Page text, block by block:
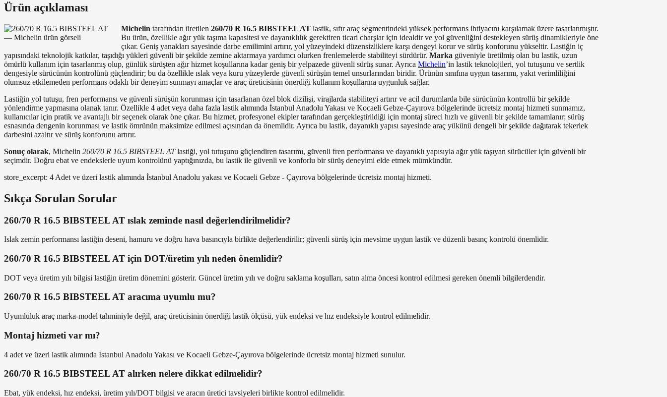
Ürün açıklaması
Michelin tarafından üretilen 260/70 R 16.5 BIBSTEEL AT lastik, sıfır araç segmentindeki yüksek performans ihtiyacını karşılamak üzere tasarlanmıştır.
Bu ürün, özellikle ağır yük taşıma kapasitesi ve dayanıklılık gerektiren ticari charşlar için idealdir ve yol güvenliğini destekleyen sürüş dinamikleriyle öne
çıkar. Geniş yanakları sayesinde darbe emilimini artırır, yol yüzeyindeki düzensizliklere karşı dengeyi korur ve sürüş konforunu yükseltir. Lastiğin iç
yapısındaki teknolojik katkılar, taşıdığı yükleri güvenli bir şekilde zemine aktarmaya yardımcı olurken frenlemelerde stabiliteyi sürdürür. Marka güveniyle üretilmiş olan bu lastik, uzun
ömürlü kullanım için tasarlanmış olup, günlük sürüşten ağır hizmet koşullarına kadar geniş bir yelpazede güvenli sürüş sunar. Ayrıca Michelin’in lastik teknolojileri, yol tutuşunu ve sertlik
dengesiyle sürücünün kontrolünü güçlendirir; bu da özellikle ıslak veya kuru yüzeylerde güvenli sürüşün temel unsurlarından biridir. Ürünün sınıfına uygun tasarımı, yakıt verimliliğini
olumsuz etkilemeden performans odaklı bir deneyim sunmayı amaçlar ve araç üreticisinin önerdiği kullanım koşullarına uygunluk sağlar.
Lastiğin yol tutuşu, fren performansı ve güvenli sürüşün korunması için tasarlanan özel blok dizilişi, virajlarda stabiliteyi artırır ve acil durumlarda bile sürücünün kontrollü bir şekilde
yönlendirme yapmasına olanak tanır. Özellikle 4 adet veya daha fazla lastik alımında İstanbul Anadolu Yakası ve Kocaeli Gebze-Çayırova bölgelerinde ücretsiz montaj hizmeti sunmamız,
kullanıcılar için pratik ve avantajlı bir seçenek olarak öne çıkar. Bu hizmet, profesyonel ekipler tarafından gerçekleştirildiği için montaj süreci hızlı ve güvenli bir şekilde tamamlanır; sürüş
esnasında dengenin korunması ve lastik ömrünün maksimize edilmesi açısından da önemlidir. Ayrıca bu lastik, dayanıklı yapısı sayesinde araç yükünü dengeli bir şekilde dağıtarak tekerlek
darbesini azaltır ve sürüş konforunu artırır.
Sonuç olarak, Michelin 260/70 R 16.5 BIBSTEEL ATlastiği, yol tutuşunu güçlendiren tasarımı, güvenli fren performansı ve dayanıklı yapısıyla ağır yük taşıyan sürücüler için güvenli bir
seçimdir. Doğru ebat ve endekslerle uyum kontrolünü yaptığınızda, bu lastik ile güvenli ve konforlu bir sürüş deneyimi elde etmek mümkündür.
store_excerpt: 4 Adet ve üzeri lastik alımında İstanbul Anadolu yakası ve Kocaeli Gebze - Çayırova bölgelerinde ücretsiz montaj hizmeti.
Sıkça Sorulan Sorular
260/70 R 16.5 BIBSTEEL AT ıslak zeminde nasıl değerlendirilmelidir?
Islak zemin performansı lastiğin deseni, hamuru ve doğru hava basıncıyla birlikte değerlendirilir; güvenli sürüş için mevsime uygun lastik ve düzenli basınç kontrolü önemlidir.
260/70 R 16.5 BIBSTEEL AT için DOT/üretim yılı neden önemlidir?
DOT veya üretim yılı bilgisi lastiğin üretim dönemini gösterir. Güncel üretim yılı ve doğru saklama koşulları, satın alma öncesi kontrol edilmesi gereken önemli bilgilerdendir.
260/70 R 16.5 BIBSTEEL AT aracıma uyumlu mu?
Uyumluluk araç marka-model tahminiyle değil, araç üreticisinin önerdiği lastik ölçüsü, yük endeksi ve hız endeksiyle kontrol edilmelidir.
Montaj hizmeti var mı?
4 adet ve üzeri lastik alımında İstanbul Anadolu Yakası ve Kocaeli Gebze-Çayırova bölgelerinde ücretsiz montaj hizmeti sunulur.
260/70 R 16.5 BIBSTEEL AT alırken nelere dikkat edilmelidir?
Ebat, yük endeksi, hız endeksi, üretim yılı/DOT bilgisi ve aracın üretici tavsiyeleri birlikte kontrol edilmelidir.